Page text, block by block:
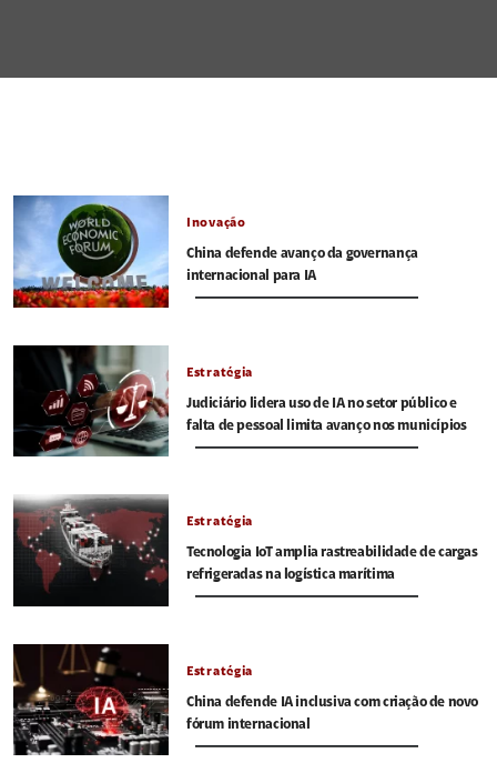
Inovação
China defende avanço da governança
internacional para IA
Estratégia
Judiciário lidera uso de IA no setor público e
falta de pessoal limita avanço nos municípios
Estratégia
Tecnologia IoT amplia rastreabilidade de cargas
refrigeradas na logística marítima
Estratégia
China defende IA inclusiva com criação de novo
fórum internacional